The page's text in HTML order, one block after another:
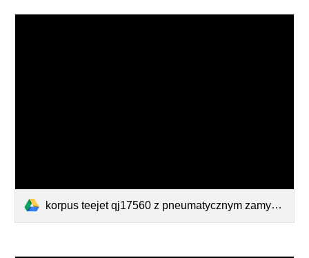
korpus teejet qj17560 z pneumatycznym zamykaniem wylotu cieczy do linii natryskiwania zaworem 56720 air chemsaver.pdf